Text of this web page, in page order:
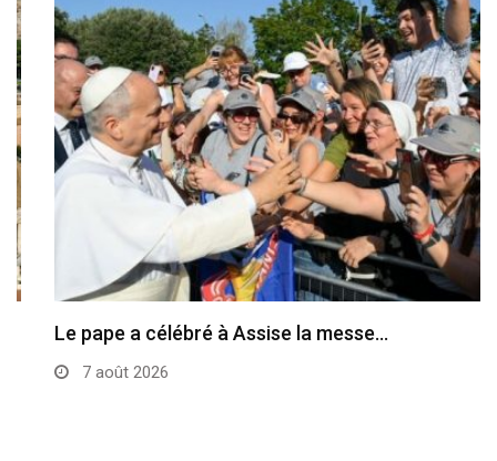
Le pape a célébré à Assise la messe…
7 août 2026